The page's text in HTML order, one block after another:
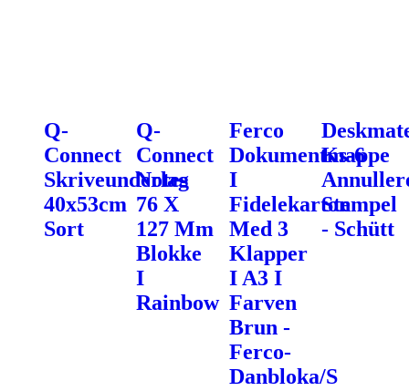
Q-
Connect
Skriveunderlag
40x53cm
Sort
Q-
Connect
Notes
76 X
127 Mm
Blokke
I
Rainbow
Ferco
Dokumentmappe
I
Fidelekarton
Med 3
Klapper
I A3 I
Farven
Brun -
Ferco-
Danbloka/S
Ks-6
Stempel
- Schütt